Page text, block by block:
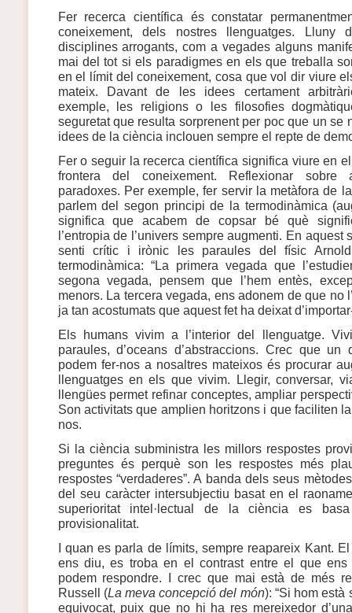
Fer recerca científica és constatar
coneixement, dels nostres llenguatges.
disciplines arrogants, com a vegades alguns
mai del tot si els paradigmes en els que treballa
en el límit del coneixement, cosa que vol dir viure
mateix. Davant de les idees certament
exemple, les religions o les filosofies
seguretat que resulta sorprenent per poc que un se
idees de la ciència inclouen sempre el repte de
Fer o seguir la recerca científica significa viure en
frontera del coneixement. Reflexionar sobre
paradoxes. Per exemple, fer servir la metàfora de
parlem del segon principi de la termodinàmica
significa que acabem de copsar bé què
l’entropia de l’univers sempre augmenti. En aquest
senti crític i irònic les paraules del físic
termodinàmica: “La primera vegada que
segona vegada, pensem que l’hem entès,
menors. La tercera vegada, ens adonem de que no
ja tan acostumats que aquest fet ha deixat
Els humans vivim a l’interior del llenguatge.
paraules, d’oceans d’abstraccions. Crec que
podem fer-nos a nosaltres mateixos és procurar
llenguatges en els que vivim. Llegir, conversar,
llengües permet refinar conceptes, ampliar
Son activitats que amplien horitzons i que faciliten
nos.
Si la ciència subministra les millors respostes
preguntes és perquè son les respostes més
respostes “verdaderes”. A banda dels seus
del seu caràcter intersubjectiu basat en el
superioritat intel·lectual de la ciència es
provisionalitat.
I quan es parla de límits, sempre reapareix Kant.
ens diu, es troba en el contrast entre el que
podem respondre. I crec que mai està de més
Russell (La meva concepció del món): “Si hom està
equivocat, puix que no hi ha res mereixedor